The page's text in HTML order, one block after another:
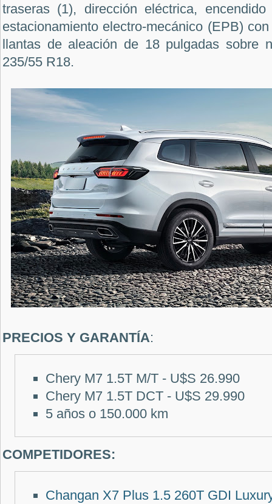
traseras (1), dirección eléctrica,
estacionamiento electro-mecánico (EPB)
llantas de aleación de 18 pulgadas sobre
235/55 R18.
PRECIOS Y GARANTÍA:
Chery M7 1.5T M/T - U$S 26.990
Chery M7 1.5T DCT - U$S 29.990
5 años o 150.000 km
COMPETIDORES:
Changan X7 Plus 1.5 260T GDI